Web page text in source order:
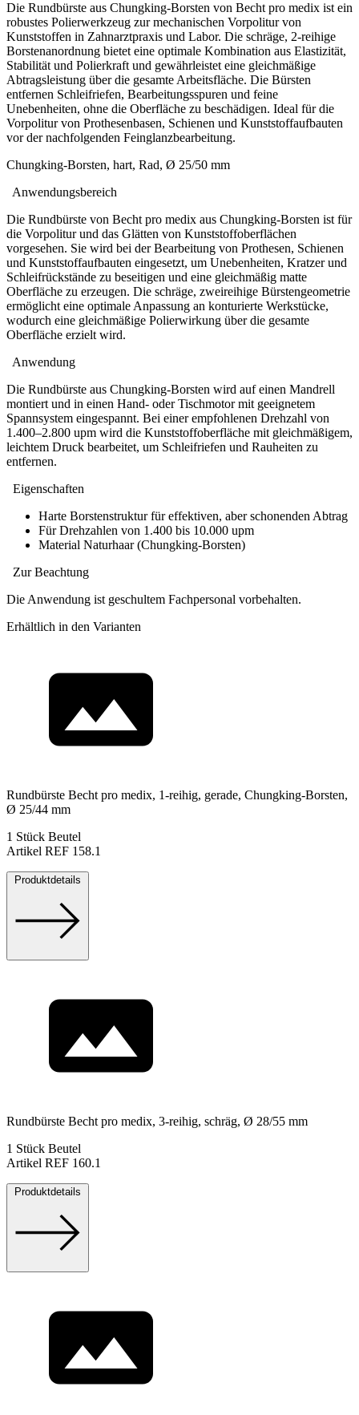
Die Rundbürste aus Chungking-Borsten von Becht pro medix ist ein
robustes Polierwerkzeug zur mechanischen Vorpolitur von
Kunststoffen in Zahnarztpraxis und Labor. Die schräge, 2-reihige
Borstenanordnung bietet eine optimale Kombination aus Elastizität,
Stabilität und Polierkraft und gewährleistet eine gleichmäßige
Abtragsleistung über die gesamte Arbeitsfläche. Die Bürsten
entfernen Schleifriefen, Bearbeitungsspuren und feine
Unebenheiten, ohne die Oberfläche zu beschädigen. Ideal für die
Vorpolitur von Prothesenbasen, Schienen und Kunststoffaufbauten
vor der nachfolgenden Feinglanzbearbeitung.
Chungking-Borsten, hart, Rad, Ø 25/50 mm
Anwendungsbereich
Die Rundbürste von Becht pro medix aus Chungking-Borsten ist für
die Vorpolitur und das Glätten von Kunststoffoberflächen
vorgesehen. Sie wird bei der Bearbeitung von Prothesen, Schienen
und Kunststoffaufbauten eingesetzt, um Unebenheiten, Kratzer und
Schleifrückstände zu beseitigen und eine gleichmäßig matte
Oberfläche zu erzeugen. Die schräge, zweireihige Bürstengeometrie
ermöglicht eine optimale Anpassung an konturierte Werkstücke,
wodurch eine gleichmäßige Polierwirkung über die gesamte
Oberfläche erzielt wird.
Anwendung
Die Rundbürste aus Chungking-Borsten wird auf einen Mandrell
montiert und in einen Hand- oder Tischmotor mit geeignetem
Spannsystem eingespannt. Bei einer empfohlenen Drehzahl von
1.400–2.800 upm wird die Kunststoffoberfläche mit gleichmäßigem,
leichtem Druck bearbeitet, um Schleifriefen und Rauheiten zu
entfernen.
Eigenschaften
Harte Borstenstruktur für effektiven, aber schonenden Abtrag
Für Drehzahlen von 1.400 bis 10.000 upm
Material Naturhaar (Chungking-Borsten)
Zur Beachtung
Die Anwendung ist geschultem Fachpersonal vorbehalten.
Erhältlich in den Varianten
Rundbürste Becht pro medix, 1-reihig, gerade, Chungking-Borsten,
Ø 25/44 mm
1 Stück Beutel
Artikel REF 158.1
Produktdetails
Rundbürste Becht pro medix, 3-reihig, schräg, Ø 28/55 mm
1 Stück Beutel
Artikel REF 160.1
Produktdetails